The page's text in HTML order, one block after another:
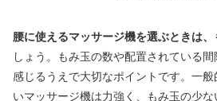
腰に使えるマッサージ機を選ぶときは、
しょう。もみ玉の数や配置されている
感じるうえで大切なポイントです。一
いマッサージ機は力強く、もみ玉の少